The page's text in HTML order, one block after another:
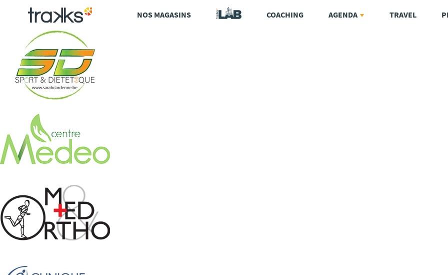
principal
NOS MAGASINS COACHING AGENDA TRAVEL